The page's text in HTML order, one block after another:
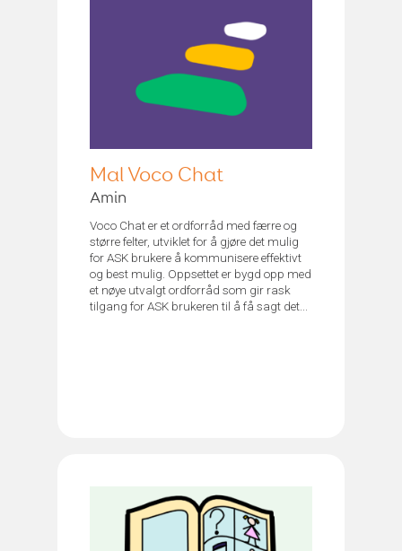
Mal Voco Chat
Amin
Voco Chat er et ordforråd med færre og
større felter, utviklet for å gjøre det mulig
for ASK brukere å kommunisere effektivt
og best mulig. Oppsettet er bygd opp med
et nøye utvalgt ordforråd som gir rask
tilgang for ASK brukeren til å få sagt det...